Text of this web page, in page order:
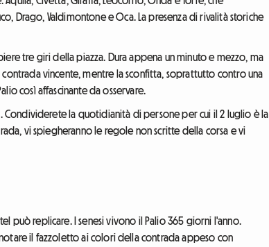
Drago, Valdimontone e Oca. La presenza di rivalità storiche
tre giri della piazza. Dura appena un minuto e mezzo, ma
vincente, mentre la sconfitta, soprattutto contro una
così affascinante da osservare.
la quotidianità di persone per cui il 2 luglio è la
vi spiegheranno le regole non scritte della corsa e vi
può replicare. I senesi vivono il Palio 365 giorni l'anno.
il fazzoletto ai colori della contrada appeso con